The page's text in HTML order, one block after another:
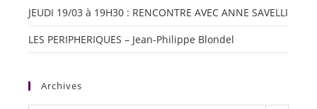
JEUDI 19/03 à 19H30 : RENCONTRE AVEC ANNE SAVELLI
LES PERIPHERIQUES – Jean-Philippe Blondel
Archives